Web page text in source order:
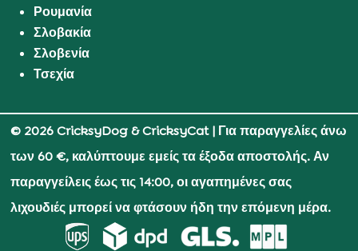
Ρουμανία
Σλοβακία
Σλοβενία
Τσεχία
© 2026 CricksyDog & CricksyCat| Για παραγγελίες άνω
των 60 €, καλύπτουμε εμείς τα έξοδα αποστολής. Αν
παραγγείλεις έως τις 14:00, οι αγαπημένες σας
λιχουδιές μπορεί να φτάσουν ήδη την επόμενη μέρα.